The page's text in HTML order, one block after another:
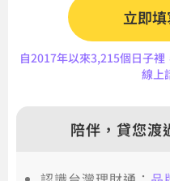
立即
自2017年以來3,215個日子
線上
陪伴，貸您渡